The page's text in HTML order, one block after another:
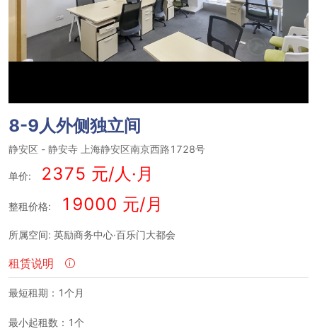
8-9人外侧独立间
静安区 - 静安寺上海静安区南京西路1728号
单价: 2375 元/人·月
整租价格: 19000 元/月
所属空间: 英励商务中心·百乐门大都会
租赁说明
最短租期：1个月
最小起租数：1个